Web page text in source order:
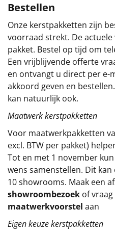
Sinterklaaspakketten
Particulier
Kerstgeschenken 2026
Relatiegeschenken
Per stuk
Alle overige
Bestellen
Onze kerstpakketten zijn
voorraad strekt. De
pakket. Bestel op tijd om
Een vrijblijvende offerte
en ontvangt u direct per e-
akkoord geven en
kan natuurlijk ook.
Maatwerk kerstpakketten
Voor maatwerkpakketten
excl. BTW per pakket)
Tot en met 1 november
wens samenstellen. Dit
10 showrooms. Maak een
showroombezoek of
maatwerkvoorstel aan
Eigen keuze kerstpakketten